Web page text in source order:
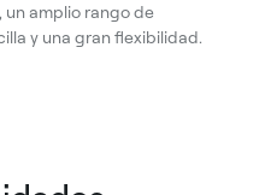
un amplio rango de
y una gran flexibilidad.